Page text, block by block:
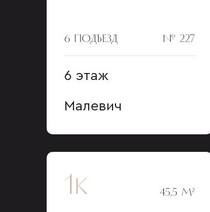
6 ПОДЪЕЗД № 227
6 этаж
Малевич
1к 45,5 М²